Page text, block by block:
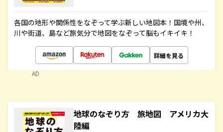
各国の地形や関係性をなぞって学ぶ新しい地図本！国境や州、
川や街道、島など旅気分で地図をなぞって脳もイキイキ！
詳細を見る
AD
地球のなぞり方 旅地図 アメリカ大
陸編